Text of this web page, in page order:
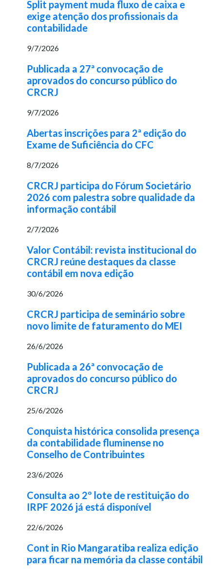
Split payment muda fluxo de caixa e
exige atenção dos profissionais da
contabilidade
9/7/2026
Publicada a 27ª convocação de
aprovados do concurso público do
CRCRJ
9/7/2026
Abertas inscrições para 2ª edição do
Exame de Suficiência do CFC
8/7/2026
CRCRJ participa do Fórum Societário
2026 com palestra sobre qualidade da
informação contábil
2/7/2026
Valor Contábil: revista institucional do
CRCRJ reúne destaques da classe
contábil em nova edição
30/6/2026
CRCRJ participa de seminário sobre
novo limite de faturamento do MEI
26/6/2026
Publicada a 26ª convocação de
aprovados do concurso público do
CRCRJ
25/6/2026
Conquista histórica consolida presença
da contabilidade fluminense no
Conselho de Contribuintes
23/6/2026
Consulta ao 2º lote de restituição do
IRPF 2026 já está disponível
22/6/2026
Cont in Rio Mangaratiba realiza edição
para ficar na memória da classe contábil